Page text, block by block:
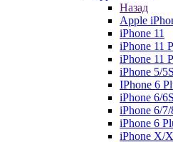
Назад
Apple
iPhone 11
iPhone 11
iPhone 11
iPhone 5/
IPhone 6
iPhone 6/6S
iPhone 6/
iPhone 6
iPhone X/